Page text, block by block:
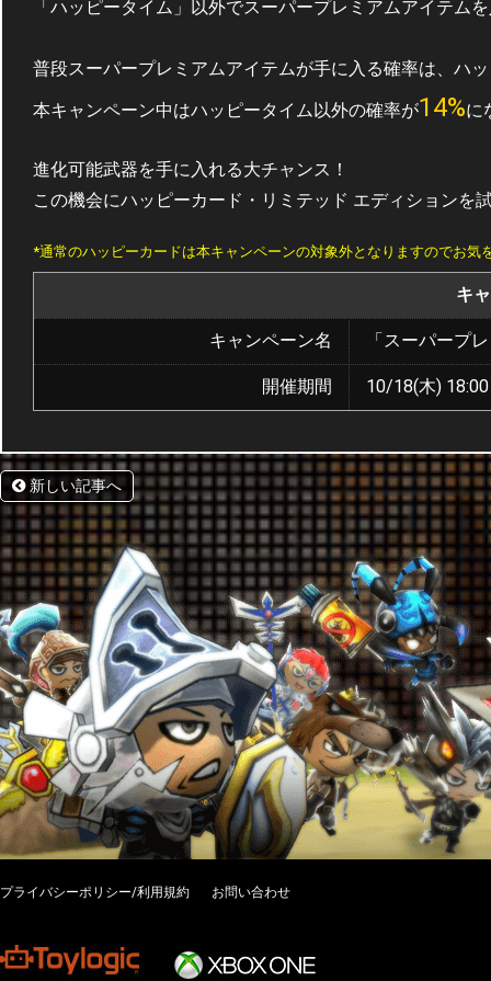
「ハッピータイム」以外でスーパープレミアムアイテム
普段スーパープレミアムアイテムが手に入る確率は、ハ
本キャンペーン中はハッピータイム以外の確率が14%に
進化可能武器を手に入れる大チャンス！
この機会にハッピーカード・リミテッド エディションを
*通常のハッピーカードは本キャンペーンの対象外となりますのでお気
キ
キャンペーン名 「スーパープ
開催期間 10/18(木)
新しい記事へ
プライバシーポリシー/利用規約 お問い合わせ